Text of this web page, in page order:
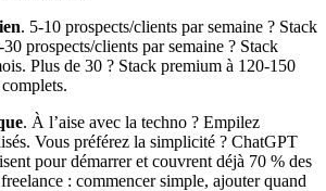
. 5-10 prospects/clients par semaine ? Stack
prospects/clients par semaine ? Stack
Plus de 30 ? Stack premium à 120-150
. À l’aise avec la techno ? Empilez
Vous préférez la simplicité ? ChatGPT
pour démarrer et couvrent déjà 70 % des
: commencer simple, ajouter quand